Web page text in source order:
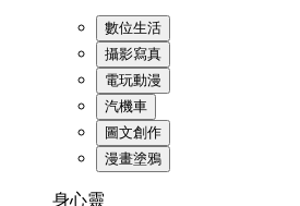
數位生活
攝影寫真
電玩動漫
汽機車
圖文創作
漫畫塗鴉
身心靈